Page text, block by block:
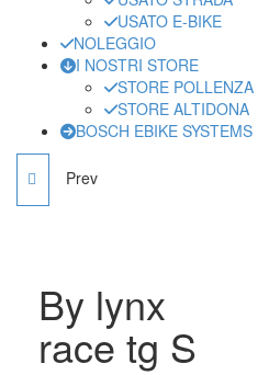
USATO E-BIKE
NOLEGGIO
I NOSTRI STORE
STORE POLLENZA
STORE ALTIDONA
BOSCH EBIKE SYSTEMS
CANNONDALE FS-I
Prev
By lynx
race tg S